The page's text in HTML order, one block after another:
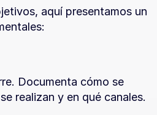
aquí presentamos un
Documenta cómo se
realizan y en qué canales.